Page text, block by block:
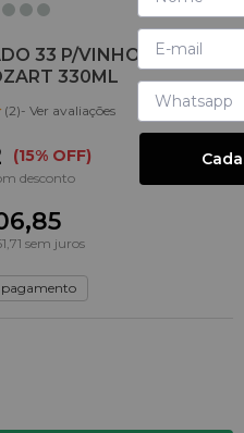
33 P/VINHO TINTO
330ML
(2)- Ver avaliações
(15% OFF)
desconto
sem juros
pagamento